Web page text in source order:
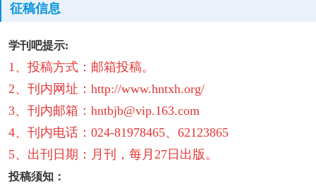
征稿信息
学刊吧提示:
1、投稿方式：邮箱投稿。
2、刊内网址：http://www.hntxh.org/
3、刊内邮箱：hntbjb@vip.163.com
4、刊内电话：024-81978465、62123865
5、出刊日期：月刊，每月27日出版。
投稿须知：